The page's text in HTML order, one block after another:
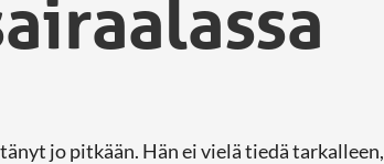
jo pitkään. Hän ei vielä tiedä tarkalleen,